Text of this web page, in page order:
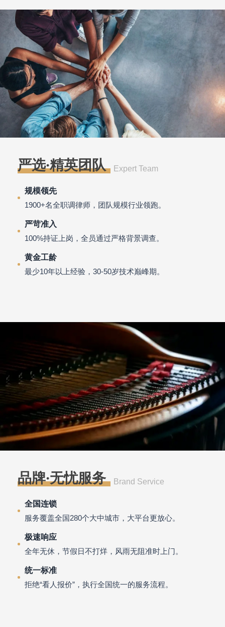
严选·精英团队 Expert Team
规模领先
1900+名全职调律师，团队规模行业领跑。
严苛准入
100%持证上岗，全员通过严格背景调查。
黄金工龄
最少10年以上经验，30-50岁技术巅峰期。
品牌·无忧服务 Brand Service
全国连锁
服务覆盖全国280个大中城市，大平台更放心。
极速响应
全年无休，节假日不打烊，风雨无阻准时上门。
统一标准
拒绝“看人报价”，执行全国统一的服务流程。